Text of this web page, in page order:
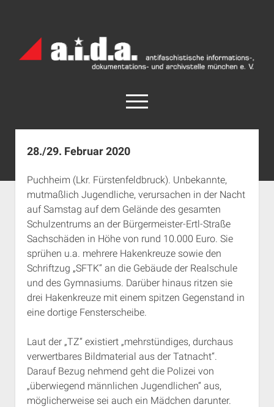
Archiv
München
open
menu
facebook
rss info@aida-archiv.de
Aktuelles
Termine
open
dropdown
menu
Antifaschistische Termine im Süden
Antifaschistische Termine in München
Rechte Termine im Süden
Rechte Termine München
Chronologie
Das Archiv
open
dropdown
menu
a.i.d.a. e. V. unterstützen
Über a.i.d.a.
RSS-Feeds, Twitter & Facebook
Kontakt & PGP-Key
Impressum
28./29. Februar 2020
Puchheim (Lkr. Fürstenfeldbruck). Unbekannte,
mutmaßlich Jugendliche, verursachen in der Nacht
auf Samstag auf dem Gelände des gesamten
Schulzentrums an der Bürgermeister-Ertl-Straße
Sachschäden in Höhe von rund 10.000 Euro. Sie
sprühen u.a. mehrere Hakenkreuze sowie den
Schriftzug „SFTK“ an die Gebäude der Realschule
und des Gymnasiums. Darüber hinaus ritzen sie
drei Hakenkreuze mit einem spitzen Gegenstand in
eine dortige Fensterscheibe.
Laut der „TZ“ existiert „mehrstündiges, durchaus
verwertbares Bildmaterial aus der Tatnacht“.
Darauf Bezug nehmend geht die Polizei von
„überwiegend männlichen Jugendlichen“ aus,
möglicherweise sei auch ein Mädchen darunter.